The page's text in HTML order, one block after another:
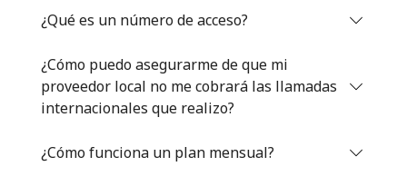
¿Qué es un número de acceso?
¿Cómo puedo asegurarme de que mi
proveedor local no me cobrará las llamadas
internacionales que realizo?
¿Cómo funciona un plan mensual?